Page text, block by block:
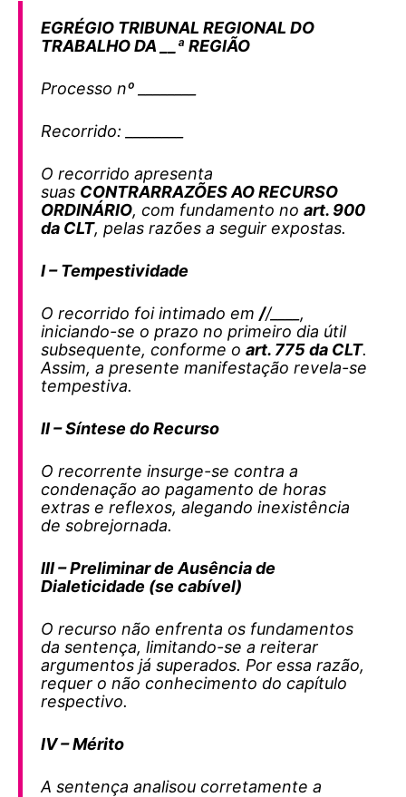
EGRÉGIO TRIBUNAL REGIONAL DO
TRABALHO DA __ª REGIÃO
Processo nº ________
Recorrido: ________
O recorrido apresenta
suas CONTRARRAZÕES AO RECURSO
ORDINÁRIO, com fundamento no art. 900
da CLT, pelas razões a seguir expostas.
I – Tempestividade
O recorrido foi intimado em //____,
iniciando-se o prazo no primeiro dia útil
subsequente, conforme o art. 775 da CLT.
Assim, a presente manifestação revela-se
tempestiva.
II – Síntese do Recurso
O recorrente insurge-se contra a
condenação ao pagamento de horas
extras e reflexos, alegando inexistência
de sobrejornada.
III – Preliminar de Ausência de
Dialeticidade (se cabível)
O recurso não enfrenta os fundamentos
da sentença, limitando-se a reiterar
argumentos já superados. Por essa razão,
requer o não conhecimento do capítulo
respectivo.
IV – Mérito
A sentença analisou corretamente a